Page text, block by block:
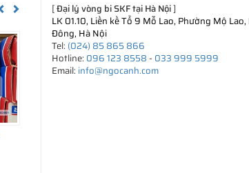
Previous
[Đại lý vòng bi SKF tại Hà Nội]
LK 01.10, Liền kề Tổ 9 Mỗ Lao, Phường Mộ Lao,
Đông, Hà Nội
Tel: (024) 85 865 866
Hotline: 096 123 8558- 033 999 5999
Email: info@ngocanh.com